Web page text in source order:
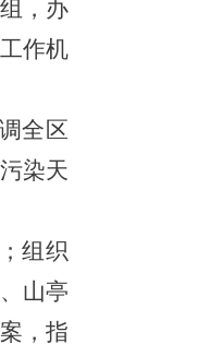
，办
作机
全 区
染天
组织
山亭
， 指